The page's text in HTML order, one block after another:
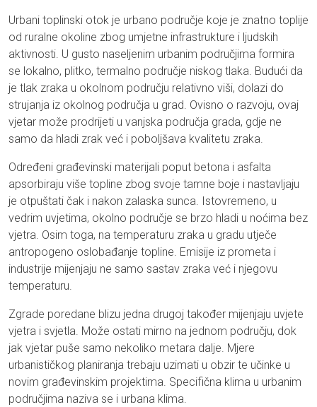
Urbani toplinski otok je urbano područje koje je znatno toplije
od ruralne okoline zbog umjetne infrastrukture i ljudskih
aktivnosti. U gusto naseljenim urbanim područjima formira
se lokalno, plitko, termalno područje niskog tlaka. Budući da
je tlak zraka u okolnom području relativno viši, dolazi do
strujanja iz okolnog područja u grad. Ovisno o razvoju, ovaj
vjetar može prodrijeti u vanjska područja grada, gdje ne
samo da hladi zrak već i poboljšava kvalitetu zraka.
Određeni građevinski materijali poput betona i asfalta
apsorbiraju više topline zbog svoje tamne boje i nastavljaju
je otpuštati čak i nakon zalaska sunca. Istovremeno, u
vedrim uvjetima, okolno područje se brzo hladi u noćima bez
vjetra. Osim toga, na temperaturu zraka u gradu utječe
antropogeno oslobađanje topline. Emisije iz prometa i
industrije mijenjaju ne samo sastav zraka već i njegovu
temperaturu.
Zgrade poredane blizu jedna drugoj također mijenjaju uvjete
vjetra i svjetla. Može ostati mirno na jednom području, dok
jak vjetar puše samo nekoliko metara dalje. Mjere
urbanističkog planiranja trebaju uzimati u obzir te učinke u
novim građevinskim projektima. Specifična klima u urbanim
područjima naziva se i urbana klima.